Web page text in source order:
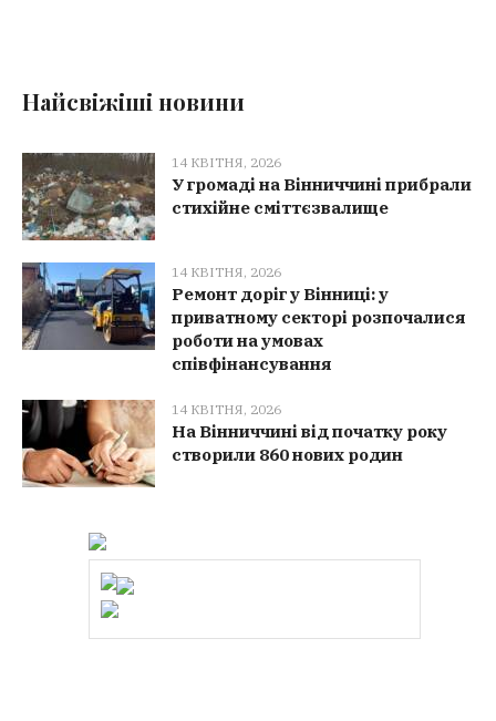
Найсвіжіші новини
14 КВІТНЯ, 2026
У громаді на Вінниччині прибрали
стихійне сміттєзвалище
14 КВІТНЯ, 2026
Ремонт доріг у Вінниці: у
приватному секторі розпочалися
роботи на умовах
співфінансування
14 КВІТНЯ, 2026
На Вінниччині від початку року
створили 860 нових родин